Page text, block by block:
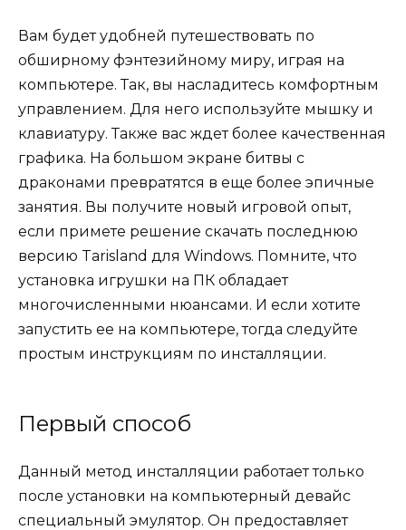
Вам будет удобней путешествовать по
обширному фэнтезийному миру, играя на
компьютере. Так, вы насладитесь комфортным
управлением. Для него используйте мышку и
клавиатуру. Также вас ждет более качественная
графика. На большом экране битвы с
драконами превратятся в еще более эпичные
занятия. Вы получите новый игровой опыт,
если примете решение скачать последнюю
версию Tarisland для Windows. Помните, что
установка игрушки на ПК обладает
многочисленными нюансами. И если хотите
запустить ее на компьютере, тогда следуйте
простым инструкциям по инсталляции.
Первый способ
Данный метод инсталляции работает только
после установки на компьютерный девайс
специальный эмулятор. Он предоставляет